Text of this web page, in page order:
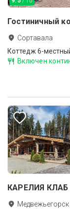
Гостиничный
Сортавала
Коттедж 6-
Включен
КАРЕЛИЯ
Медвежьегорск